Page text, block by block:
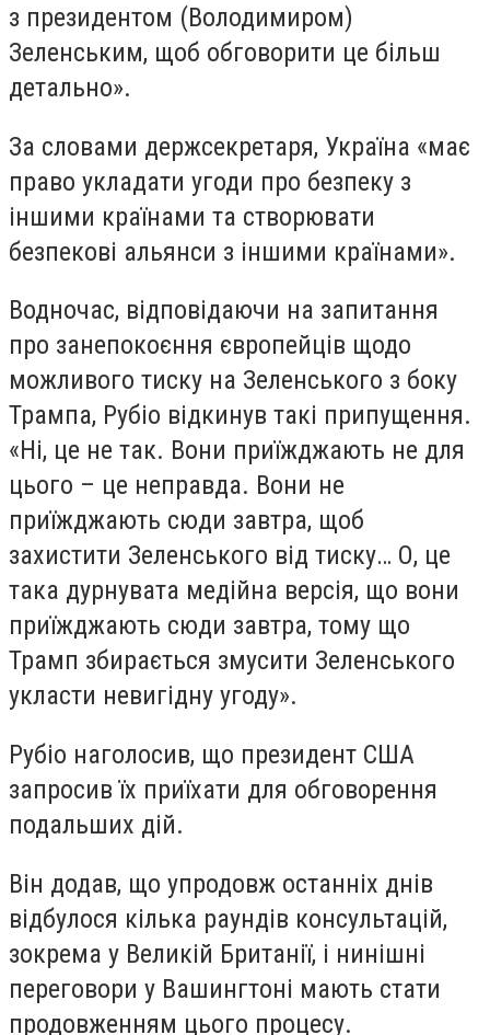
з президентом (Володимиром)
Зеленським, щоб обговорити це більш
детально».
За словами держсекретаря, Україна «має
право укладати угоди про безпеку з
іншими країнами та створювати
безпекові альянси з іншими країнами».
Водночас, відповідаючи на запитання
про занепокоєння європейців щодо
можливого тиску на Зеленського з боку
Трампа, Рубіо відкинув такі припущення.
«Ні, це не так. Вони приїжджають не для
цього – це неправда. Вони не
приїжджають сюди завтра, щоб
захистити Зеленського від тиску… О, це
така дурнувата медійна версія, що вони
приїжджають сюди завтра, тому що
Трамп збирається змусити Зеленського
укласти невигідну угоду».
Рубіо наголосив, що президент США
запросив їх приїхати для обговорення
подальших дій.
Він додав, що упродовж останніх днів
відбулося кілька раундів консультацій,
зокрема у Великій Британії, і нинішні
переговори у Вашингтоні мають стати
продовженням цього процесу.